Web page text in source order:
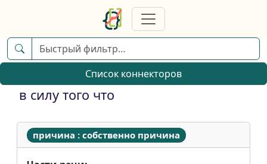
Список коннекторов
в силу того что
причина : собственно причина